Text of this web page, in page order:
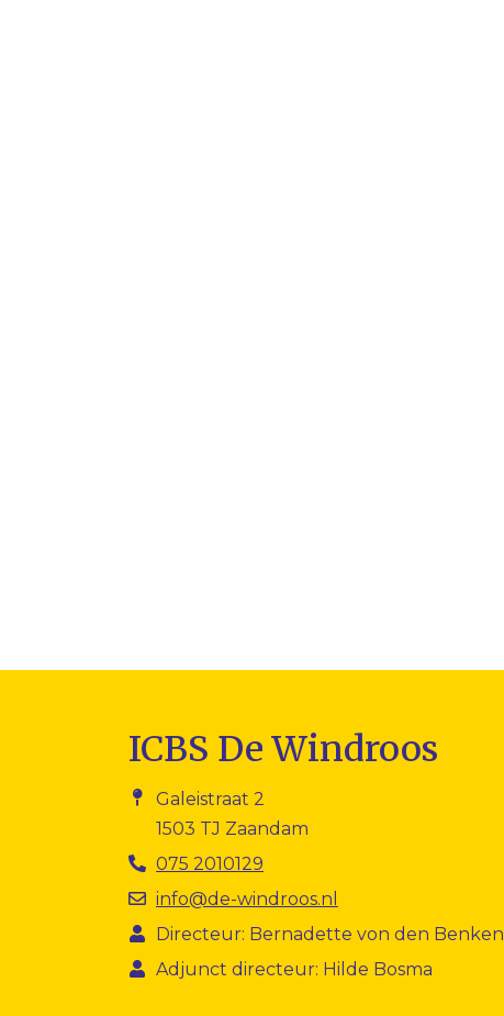
ICBS De Windroos
Galeistraat 2
1503 TJ Zaandam
075 2010129
info@de-windroos.nl
Directeur: Bernadette von den Benken
Adjunct directeur: Hilde Bosma